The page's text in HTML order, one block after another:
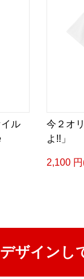
ル
今２オ
よ!!」
2,100
ザインし